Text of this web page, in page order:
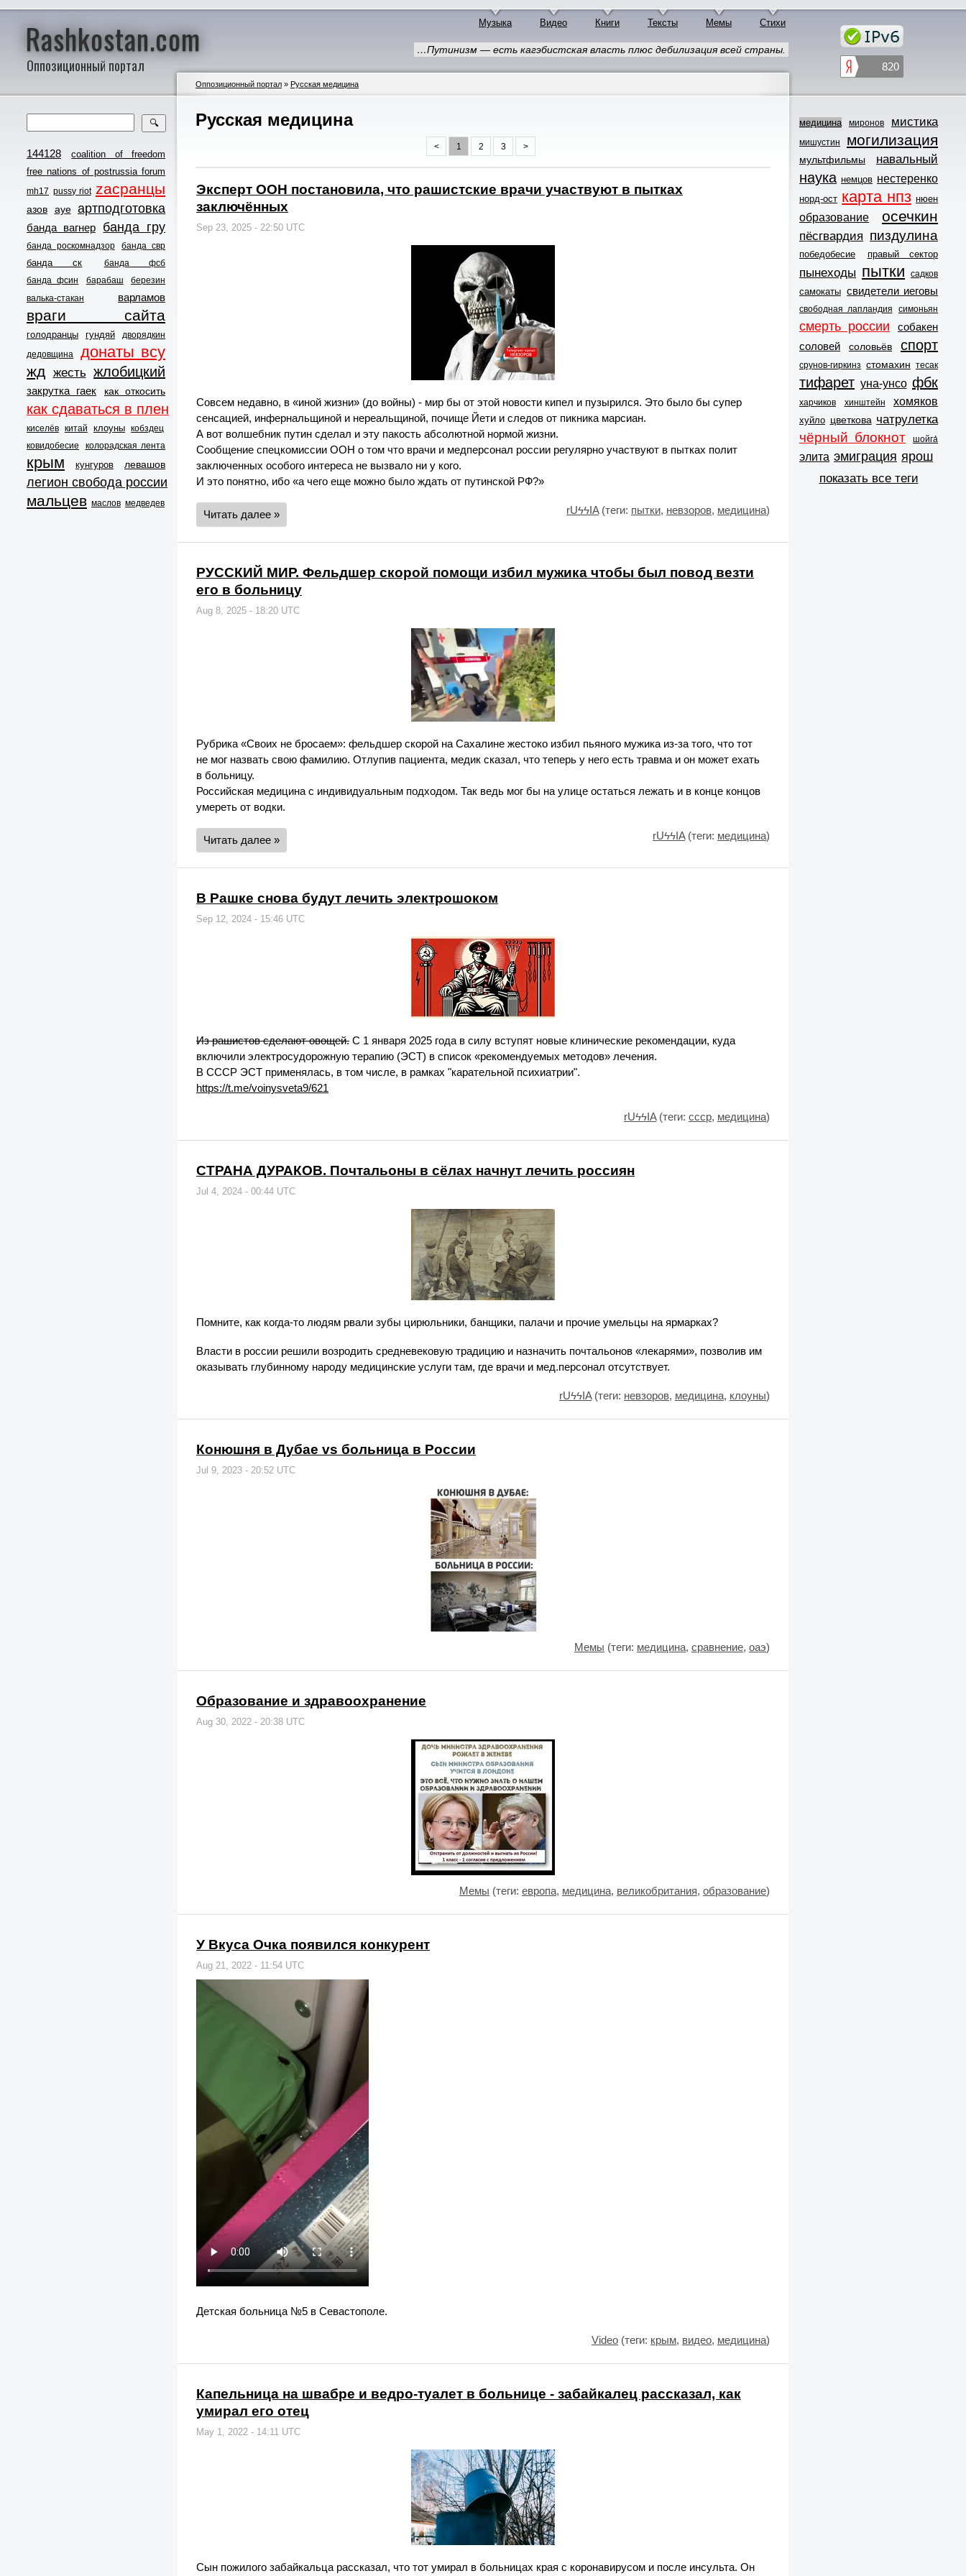
Rashkostan.com
Оппозиционный портал
Музыка Видео Книги Тексты Мемы Стихи
🔍
144128
coalition of freedom
free nations of postrussia forum
mh17 pussy riot zасранцы
азов ауе артподготовка
банда вагнер банда гру
банда роскомнадзор банда свр
банда ск
банда фсб
банда фсин
барабаш
березин
валька-стакан
варламов
враги сайта
голодранцы гундяй
дворядкин
дедовщина
донаты всу
жд жесть жлобицкий
закрутка гаек как откосить
как сдаваться в плен
киселёв китай клоуны кобздец
ковидобесие
колорадская лента
крым кунгуров левашов
легион свобода россии
мальцев маслов медведев
…Путинизм — есть кагэбистская власть плюс дебилизация всей страны.
Оппозиционный портал » Русская медицина
Русская медицина
< 1 2 3 >
Эксперт ООН постановила, что рашистские врачи участвуют в пытках
заключённых
Sep 23, 2025 - 22:50 UTC
Совсем недавно, в «иной жизни» (до войны) - мир бы от этой новости кипел и пузырился. Это было бы супер
сенсацией, инфернальщиной и нереальщиной, почище Йети и следов от пикника марсиан.
А вот волшебник путин сделал и эту пакость абсолютной нормой жизни.
Сообщение спецкомиссии ООН о том что врачи и медперсонал россии регулярно участвуют в пытках полит
заключенных особого интереса не вызвало ни у кого.
И это понятно, ибо «а чего еще можно было ждать от путинской РФ?»
Читать далее » rUϟϟIA(теги: пытки, невзоров, медицина)
РУССКИЙ МИР. Фельдшер скорой помощи избил мужика чтобы был повод везти
его в больницу
Aug 8, 2025 - 18:20 UTC
Рубрика «Своих не бросаем»: фельдшер скорой на Сахалине жестоко избил пьяного мужика из-за того, что тот
не мог назвать свою фамилию. Отлупив пациента, медик сказал, что теперь у него есть травма и он может ехать
в больницу.
Российская медицина с индивидуальным подходом. Так ведь мог бы на улице остаться лежать и в конце концов
умереть от водки.
Читать далее » rUϟϟIA(теги: медицина)
В Рашке снова будут лечить электрошоком
Sep 12, 2024 - 15:46 UTC
Из рашистов сделают овощей. С 1 января 2025 года в силу вступят новые клинические рекомендации, куда
включили электросудорожную терапию (ЭСТ) в список «рекомендуемых методов» лечения.
В СССР ЭСТ применялась, в том числе, в рамках "карательной психиатрии".
https://t.me/voinysveta9/621
rUϟϟIA(теги: ссср, медицина)
С️ТРАНА ДУРАКОВ. Почтальоны в сёлах начнут лечить россиян
Jul 4, 2024 - 00:44 UTC
Помните, как когда-то людям рвали зубы цирюльники, банщики, палачи и прочие умельцы на ярмарках?
Власти в россии решили возродить средневековую традицию и назначить почтальонов «лекарями», позволив им
оказывать глубинному народу медицинские услуги там, где врачи и мед.персонал отсутствует.
rUϟϟIA(теги: невзоров, медицина, клоуны)
Конюшня в Дубае vs больница в России
Jul 9, 2023 - 20:52 UTC
Мемы (теги: медицина, сравнение, оаэ)
Образование и здравоохранение
Aug 30, 2022 - 20:38 UTC
Мемы (теги: европа, медицина, великобритания, образование)
У Вкуса Очка появился конкурент
Aug 21, 2022 - 11:54 UTC
Детская больница №5 в Севастополе.
Video (теги: крым, видео, медицина)
Капельница на швабре и ведро-туалет в больнице - забайкалец рассказал, как
умирал его отец
May 1, 2022 - 14:11 UTC
Сын пожилого забайкальца рассказал, что тот умирал в больницах края с коронавирусом и после инсульта. Он
медицина миронов мистика
мишустин могилизация
мультфильмы навальный
наука немцов нестеренко
норд-ост карта нпз нюен
образование осечкин
пёсгвардия пиздулина
победобесие правый сектор
пынеходы пытки садков
самокаты свидетели иеговы
свободная лапландия симоньян
смерть россии
собакен
соловей
соловьёв спорт
срунов-гиркинз стомахин тесак
тифарет уна-унсо фбк
харчиков хинштейн хомяков
хуйло цветкова чатрулетка
чёрный блокнот шойга́
элита эмиграция ярош
показать все теги